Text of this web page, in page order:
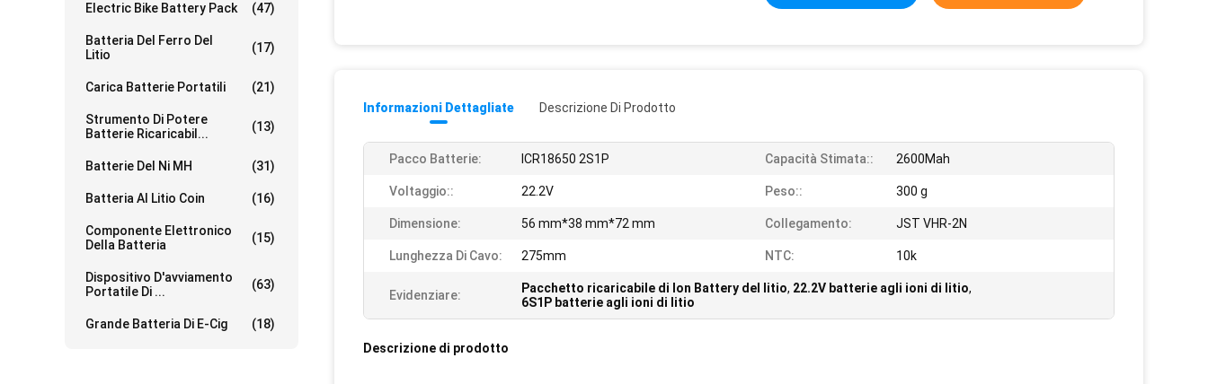
Electric Bike Battery Pack (47)
Batteria Del Ferro Del
Litio
(17)
Carica Batterie Portatili (21)
Strumento Di Potere
Batterie Ricaricabil...
(13)
Batterie Del Ni MH (31)
Batteria Al Litio Coin (16)
Componente Elettronico
Della Batteria
(15)
Dispositivo D'avviamento
Portatile Di ...
(63)
Grande Batteria Di E-Cig (18)
Informazioni Dettagliate Descrizione Di Prodotto
Pacco Batterie: ICR18650 2S1P Capacità Stimata:: 2600Mah
Voltaggio:: 22.2V Peso:: 300 g
Dimensione: 56 mm*38 mm*72 mm Collegamento: JST VHR-2N
Lunghezza Di Cavo: 275mm NTC: 10k
Evidenziare: Pacchetto ricaricabile di Ion Battery del litio, 22.2V batterie agli ioni di litio,
6S1P batterie agli ioni di litio
Descrizione di prodotto